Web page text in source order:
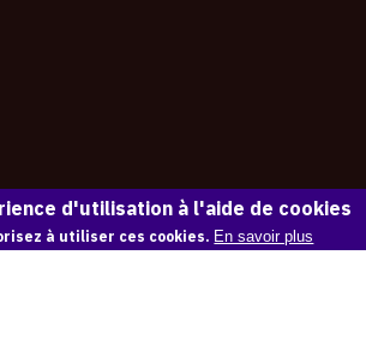
d'utilisation à l'aide de cookies
à utiliser ces cookies. En savoir plus